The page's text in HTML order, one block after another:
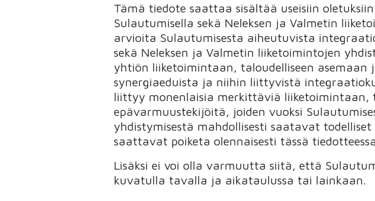
Tämä tiedote saattaa sisältää useisiin
Sulautumisella sekä Neleksen ja Valmetin
arvioita Sulautumisesta aiheutuvista
sekä Neleksen ja Valmetin liiketoimintojen
yhtiön liiketoimintaan, taloudelliseen
synergiaeduista ja niihin liittyvistä
liittyy monenlaisia merkittäviä
epävarmuustekijöitä, joiden vuoksi
yhdistymisestä mahdollisesti saatavat
saattavat poiketa olennaisesti tässä
Lisäksi ei voi olla varmuutta siitä, että
kuvatulla tavalla ja aikataulussa tai lainkaan.